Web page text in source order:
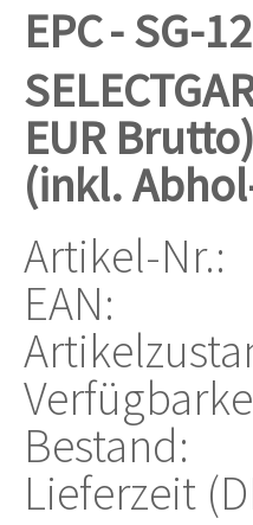
EPC- SG-
EUR Brutto)
(inkl.
Artikel-Nr.:
EAN:
Bestand:
Lieferzeit